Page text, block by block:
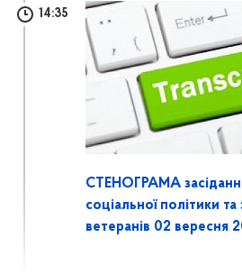
14:35
СТЕНОГРАМА
соціальної політики
ветеранів 02 вересня